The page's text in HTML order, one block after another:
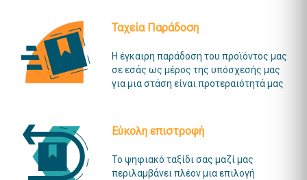
Ταχεία Παράδοση
Η έγκαιρη παράδοση του προϊόντος μας
σε εσάς ως μέρος της υπόσχεσής μας
για μια στάση είναι προτεραιότητά μας
Εύκολη επιστροφή
Το ψηφιακό ταξίδι σας μαζί μας
περιλαμβάνει πλέον μια επιλογή